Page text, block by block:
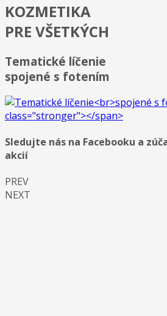
KOZMETIKA
PRE VŠETKÝCH
Tematické líčenie
spojené s fotením
Sledujte nás na Facebooku a
akcií
PREV
NEXT